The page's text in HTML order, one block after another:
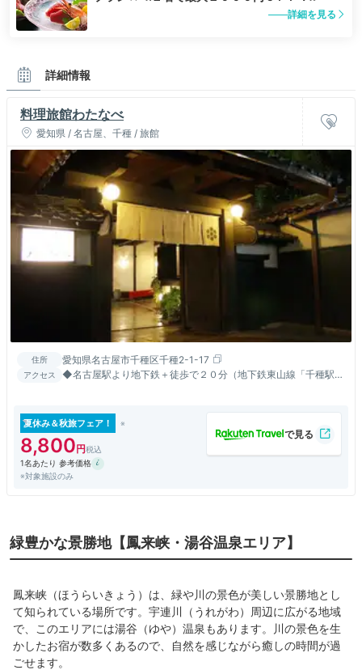
詳細を見る
詳細情報
料理旅館わたなべ
愛知県 / 名古屋、千種 / 旅館
住所 愛知県名古屋市千種区千種2-1-17
アクセス
◆名古屋駅より地下鉄＋徒歩で２０分（地下鉄東山線「千種駅」
夏休み＆秋旅フェア！
8,800
1名あたり 参考価格
※対象施設のみ
緑豊かな景勝地【鳳来峡・湯谷温泉エリア】
鳳来峡（ほうらいきょう）は、緑や川の景色が美しい景勝地とし
て知られている場所です。宇連川（うれがわ）周辺に広がる地域
で、このエリアには湯谷（ゆや）温泉もあります。川の景色を生
かしたお宿が数多くあるので、自然を感じながら癒しの時間が過
ごせます。